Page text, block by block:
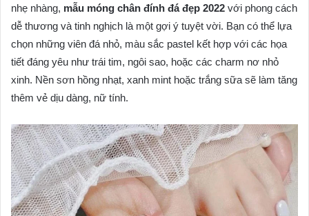
nhẹ nhàng, mẫu móng chân đính đá đẹp 2022 với phong cách
dễ thương và tinh nghịch là một gợi ý tuyệt vời. Bạn có thể lựa
chọn những viên đá nhỏ, màu sắc pastel kết hợp với các họa
tiết đáng yêu như trái tim, ngôi sao, hoặc các charm nơ nhỏ
xinh. Nền sơn hồng nhạt, xanh mint hoặc trắng sữa sẽ làm tăng
thêm vẻ dịu dàng, nữ tính.